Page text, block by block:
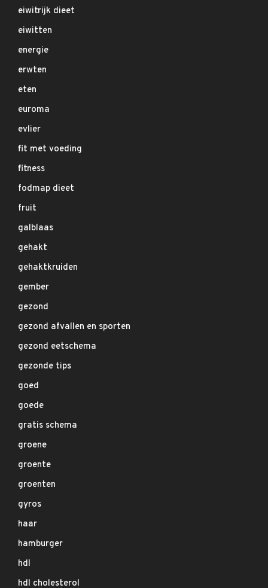
eiwitrijk dieet
eiwitten
energie
erwten
eten
euroma
evlier
fit met voeding
fitness
fodmap dieet
fruit
galblaas
gehakt
gehaktkruiden
gember
gezond
gezond afvallen en sporten
gezond eetschema
gezonde tips
goed
goede
gratis schema
groene
groente
groenten
gyros
haar
hamburger
hdl
hdl cholesterol